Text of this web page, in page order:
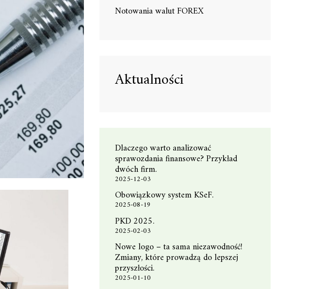
Notowania walut FOREX
Aktualności
Dlaczego warto analizować
sprawozdania finansowe? Przykład
dwóch firm.
2025-12-03
Obowiązkowy system KSeF.
2025-08-19
PKD 2025.
2025-02-03
Nowe logo – ta sama niezawodność!
Zmiany, które prowadzą do lepszej
przyszłości.
2025-01-10